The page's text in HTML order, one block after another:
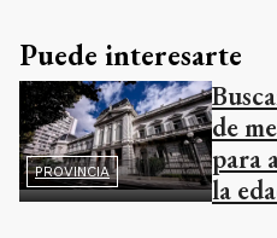
Puede interesarte
PROVINCIA
de
para
la